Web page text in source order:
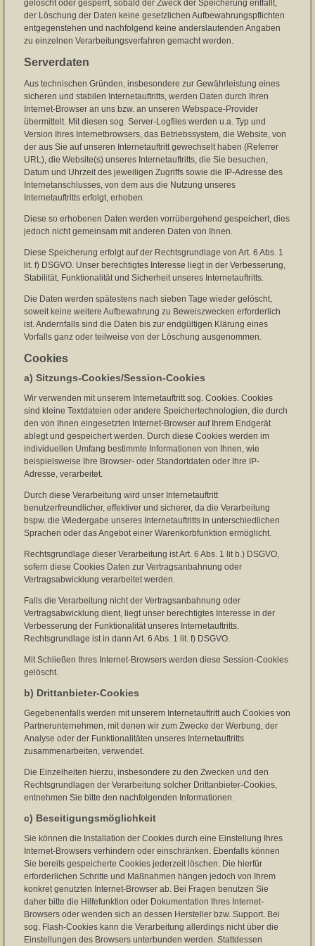
gelöscht oder gesperrt, sobald der Zweck der Speicherung entfällt,
der Löschung der Daten keine gesetzlichen Aufbewahrungspflichten
entgegenstehen und nachfolgend keine anderslautenden Angaben
zu einzelnen Verarbeitungsverfahren gemacht werden.
Serverdaten
Aus technischen Gründen, insbesondere zur Gewährleistung eines
sicheren und stabilen Internetauftritts, werden Daten durch Ihren
Internet-Browser an uns bzw. an unseren Webspace-Provider
übermittelt. Mit diesen sog. Server-Logfiles werden u.a. Typ und
Version Ihres Internetbrowsers, das Betriebssystem, die Website, von
der aus Sie auf unseren Internetauftritt gewechselt haben (Referrer
URL), die Website(s) unseres Internetauftritts, die Sie besuchen,
Datum und Uhrzeit des jeweiligen Zugriffs sowie die IP-Adresse des
Internetanschlusses, von dem aus die Nutzung unseres
Internetauftritts erfolgt, erhoben.
Diese so erhobenen Daten werden vorrübergehend gespeichert, dies
jedoch nicht gemeinsam mit anderen Daten von Ihnen.
Diese Speicherung erfolgt auf der Rechtsgrundlage von Art. 6 Abs. 1
lit. f) DSGVO. Unser berechtigtes Interesse liegt in der Verbesserung,
Stabilität, Funktionalität und Sicherheit unseres Internetauftritts.
Die Daten werden spätestens nach sieben Tage wieder gelöscht,
soweit keine weitere Aufbewahrung zu Beweiszwecken erforderlich
ist. Andernfalls sind die Daten bis zur endgültigen Klärung eines
Vorfalls ganz oder teilweise von der Löschung ausgenommen.
Cookies
a) Sitzungs-Cookies/Session-Cookies
Wir verwenden mit unserem Internetauftritt sog. Cookies. Cookies
sind kleine Textdateien oder andere Speichertechnologien, die durch
den von Ihnen eingesetzten Internet-Browser auf Ihrem Endgerät
ablegt und gespeichert werden. Durch diese Cookies werden im
individuellen Umfang bestimmte Informationen von Ihnen, wie
beispielsweise Ihre Browser- oder Standortdaten oder Ihre IP-
Adresse, verarbeitet.
Durch diese Verarbeitung wird unser Internetauftritt
benutzerfreundlicher, effektiver und sicherer, da die Verarbeitung
bspw. die Wiedergabe unseres Internetauftritts in unterschiedlichen
Sprachen oder das Angebot einer Warenkorbfunktion ermöglicht.
Rechtsgrundlage dieser Verarbeitung ist Art. 6 Abs. 1 lit b.) DSGVO,
sofern diese Cookies Daten zur Vertragsanbahnung oder
Vertragsabwicklung verarbeitet werden.
Falls die Verarbeitung nicht der Vertragsanbahnung oder
Vertragsabwicklung dient, liegt unser berechtigtes Interesse in der
Verbesserung der Funktionalität unseres Internetauftritts.
Rechtsgrundlage ist in dann Art. 6 Abs. 1 lit. f) DSGVO.
Mit Schließen Ihres Internet-Browsers werden diese Session-Cookies
gelöscht.
b) Drittanbieter-Cookies
Gegebenenfalls werden mit unserem Internetauftritt auch Cookies von
Partnerunternehmen, mit denen wir zum Zwecke der Werbung, der
Analyse oder der Funktionalitäten unseres Internetauftritts
zusammenarbeiten, verwendet.
Die Einzelheiten hierzu, insbesondere zu den Zwecken und den
Rechtsgrundlagen der Verarbeitung solcher Drittanbieter-Cookies,
entnehmen Sie bitte den nachfolgenden Informationen.
c) Beseitigungsmöglichkeit
Sie können die Installation der Cookies durch eine Einstellung Ihres
Internet-Browsers verhindern oder einschränken. Ebenfalls können
Sie bereits gespeicherte Cookies jederzeit löschen. Die hierfür
erforderlichen Schritte und Maßnahmen hängen jedoch von Ihrem
konkret genutzten Internet-Browser ab. Bei Fragen benutzen Sie
daher bitte die Hilfefunktion oder Dokumentation Ihres Internet-
Browsers oder wenden sich an dessen Hersteller bzw. Support. Bei
sog. Flash-Cookies kann die Verarbeitung allerdings nicht über die
Einstellungen des Browsers unterbunden werden. Stattdessen